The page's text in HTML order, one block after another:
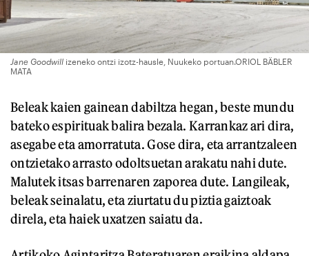
Jane Goodwill izeneko ontzi izotz-hausle, Nuukeko portuan.ORIOL BÄBLER
MATA
Beleak kaien gainean dabiltza hegan, beste mundu
bateko espirituak balira bezala. Karrankaz ari dira,
asegabe eta amorratuta. Gose dira, eta arrantzaleen
ontzietako arrasto odoltsuetan arakatu nahi dute.
Malutek itsas barrenaren zaporea dute. Langileak,
beleak seinalatu, eta ziurtatu du piztia gaiztoak
direla, eta haiek uxatzen saiatu da.